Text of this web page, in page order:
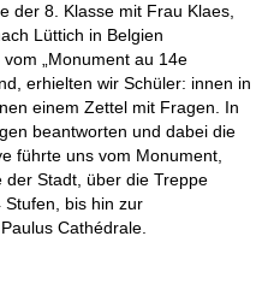
der 8. Klasse mit Frau Klaes,
Lüttich in Belgien
„Monument au 14e
erhielten wir Schüler: innen in
einem Zettel mit Fragen. In
beantworten und dabei die
führte uns vom Monument,
der Stadt, über die Treppe
Stufen, bis hin zur
Cathédrale.